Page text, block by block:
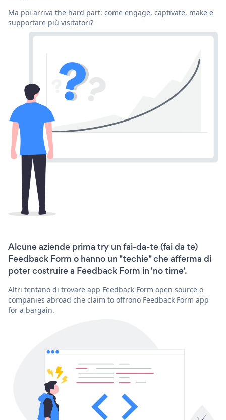
Ma poi arriva the hard part: come engage, captivate, make e
supportare più visitatori?
Alcune aziende prima try un fai-da-te (fai da te)
Feedback Form o hanno un "techie" che afferma di
poter costruire a Feedback Form in 'no time'.
Altri tentano di trovare app Feedback Form open source o
companies abroad che claim to offrono Feedback Form app
for a bargain.